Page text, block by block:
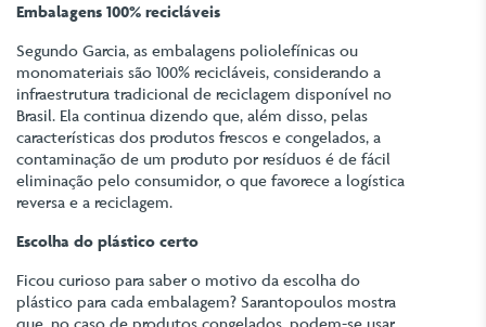
Embalagens 100% recicláveis
Segundo Garcia, as embalagens poliolefínicas ou
monomateriais são 100% recicláveis, considerando a
infraestrutura tradicional de reciclagem disponível no
Brasil. Ela continua dizendo que, além disso, pelas
características dos produtos frescos e congelados, a
contaminação de um produto por resíduos é de fácil
eliminação pelo consumidor, o que favorece a logística
reversa e a reciclagem.
Escolha do plástico certo
Ficou curioso para saber o motivo da escolha do
plástico para cada embalagem? Sarantopoulos mostra